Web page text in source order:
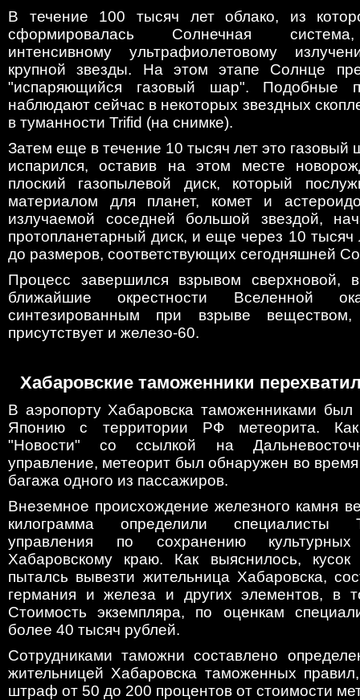
В течение 100 тысяч лет облако, из
сформировалась Солнечная
интенсивному ультрафиолетовому
крупной звезды. На этом этапе Солнце
"испаряющийся газовый шар". Подобные
наблюдают сейчас в некоторых звездных
в туманности Trifid (на снимке).
Затем еще в течение 10 тысяч лет это газовый
испарился, оставив на этом месте
плоский газопылевой диск, который
материалом для планет, комет и
излучаемой соседней большой звездой,
протопланетарный диск, и еще через 10 тысяч
до размеров, соответствующих сегодняшней
Процесс завершился взрывом сверхновой, в
ближайшие окрестности Вселенной
синтезированным при взрыве веществом,
присутствует и железо-60.
Хабаровские таможенники
В аэропорту Хабаровска таможенниками был
Японию с территории РФ метеорита.
"Новости" со ссылкой на
управление, метеорит был обнаружен во время
багажа одного из пассажиров.
Внеземное происхождение железного камня
килограмма определили специалисты
управления по сохранению
Хабаровскому краю. Как выяснилось,
пыталсь вывезти жительница Хабаровска,
германия и железа и других элементов, в
Стоимость экземпляра, по оценкам
более 40 тысяч рублей.
Сотрудниками таможни составлено
жительницей Хабаровска таможенных
штраф от 50 до 200 процентов от стоимости